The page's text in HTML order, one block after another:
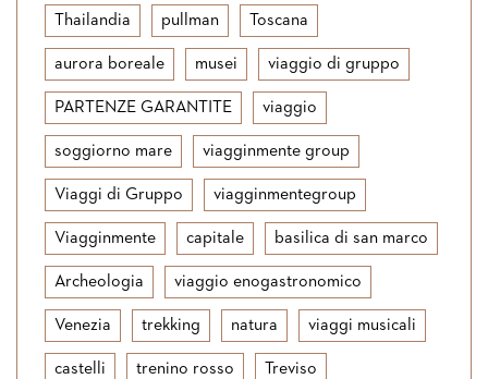
Thailandia pullman Toscana
aurora boreale musei viaggio di gruppo
PARTENZE GARANTITE viaggio
soggiorno mare viagginmente group
Viaggi di Gruppo viagginmentegroup
Viagginmente capitale basilica di san marco
Archeologia viaggio enogastronomico
Venezia trekking natura viaggi musicali
castelli trenino rosso Treviso